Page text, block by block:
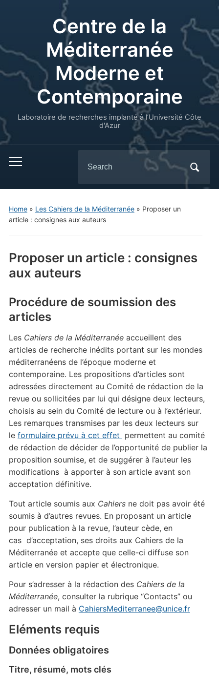
Centre de la
Méditerranée
Moderne et
Contemporaine
Laboratoire de recherches implanté à l’Université Côte
d'Azur
for:
Home» Les Cahiers de la Méditerranée» Proposer un
article : consignes aux auteurs
Proposer un article : consignes
aux auteurs
Procédure de soumission des
articles
Les Cahiers de la Méditerranéeaccueillent des
articles de recherche inédits portant sur les mondes
méditerranéens de l’époque moderne et
contemporaine. Les propositions d’articles sont
adressées directement au Comité de rédaction de la
revue ou sollicitées par lui qui désigne deux lecteurs,
choisis au sein du Comité de lecture ou à l’extérieur.
Les remarques transmises par les deux lecteurs sur
le formulaire prévu à cet effet permettent au comité
de rédaction de décider de l’opportunité de publier la
proposition soumise, et de suggérer à l’auteur les
modifications à apporter à son article avant son
acceptation définitive.
Tout article soumis aux Cahiers ne doit pas avoir été
soumis à d’autres revues. En proposant un article
pour publication à la revue, l’auteur cède, en
cas d’acceptation, ses droits aux Cahiers de la
Méditerranée et accepte que celle-ci diffuse son
article en version papier et électronique.
Pour s’adresser à la rédaction des Cahiers de la
Méditerranée, consulter la rubrique “Contacts” ou
adresser un mail à CahiersMediterranee@unice.fr
Eléments requis
Données obligatoires
Titre, résumé, mots clés